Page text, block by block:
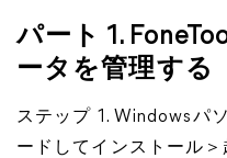
パート 1.
ータを管理する
ステップ 1. Windowsパ
ードしてインストール＞